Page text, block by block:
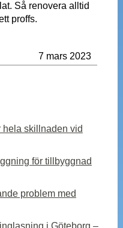
Så renovera alltid
proffs.
7 mars 2023
hela skillnaden vid
för tillbyggnad
problem med